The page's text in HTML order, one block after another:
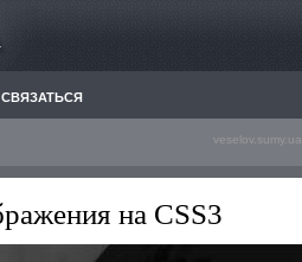
СВЯЗАТЬСЯ
veselov.sumy.ua
на CSS3